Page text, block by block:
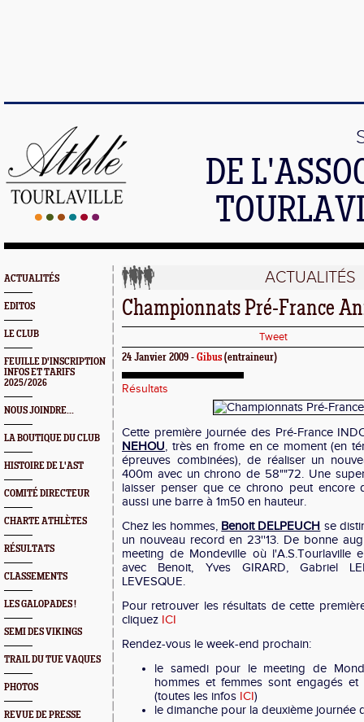
DE
ACTUALITÉS
EDITOS
LE CLUB
FEUILLE D'INSCRIPTION
INFOS ET TARIFS
2025/2026
NOUS JOINDRE...
LA BOUTIQUE DU CLUB
HISTOIRE DE L'AST
COMITÉ DIRECTEUR
CHARTE ATHLÈTES
RÉSULTATS
CLASSEMENTS
LES GALOPADES !
SEMI DES VIKINGS
TRAIL DU TUE VAQUES
PHOTOS
REVUE DE PRESSE
ACTUALITÉS
Championnats Pré-France
Tweet
24 Janvier 2009 - Gibus(entraineur)
Résultats
Cette première journée des Pré-France
NEHOU, très en frome en ce moment (en
épreuves combinées), de réaliser un
400m avec un chrono de 58""72. Une
laisser penser que ce chrono peut encore
aussi une barre à 1m50 en hauteur.
Chez les hommes, Benoit DELPEUCH se
un nouveau record en 23''13. De bonne
meeting de Mondeville où l'A.S.Tourlaville
avec Benoit, Yves GIRARD, Gabriel
LEVESQUE.
Pour retrouver les résultats de cette
cliquez ICI
Rendez-vous le week-end prochain:
le samedi pour le meeting de
hommes et femmes sont engagés
(toutes les infos ICI)
le dimanche pour la deuxième journée